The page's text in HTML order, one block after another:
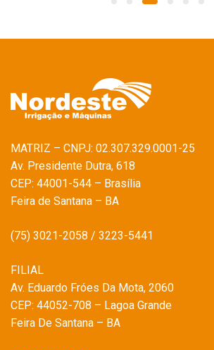
MATRIZ – CNPJ: 02.307.329.0001-25
Av. Presidente Dutra, 618
CEP: 44001-544 – Brasília
Feira de Santana – BA
(75) 3021-2058 / 3223-5441
FILIAL
Av. Eduardo Fróes Da Mota, 2060
CEP: 44052-708 – Lagoa Grande
Feira De Santana – BA